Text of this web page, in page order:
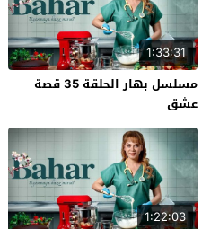
1:33:31
مسلسل بهار الحلقة 35 قصة
عشق
1:22:03